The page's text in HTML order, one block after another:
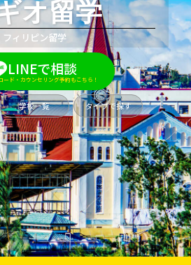
オ留学
フィリピン留学
LINEで相談
ード・カウンセリング予約もこちら！
学校一覧 タイプで探す